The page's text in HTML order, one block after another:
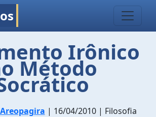
Irônico
Método
| 16/04/2010 | Filosofia